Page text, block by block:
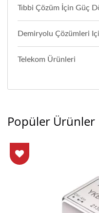
Tıbbi Çözüm İçin Güç
Demiryolu Çözümleri
Telekom Ürünleri
Popüler Ürünler